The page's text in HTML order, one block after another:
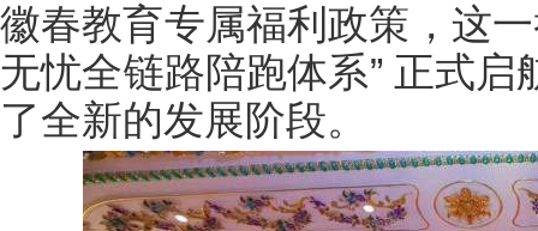
徽春教育专属福利政策，这
无忧全链路陪跑体系” 正式
了全新的发展阶段。